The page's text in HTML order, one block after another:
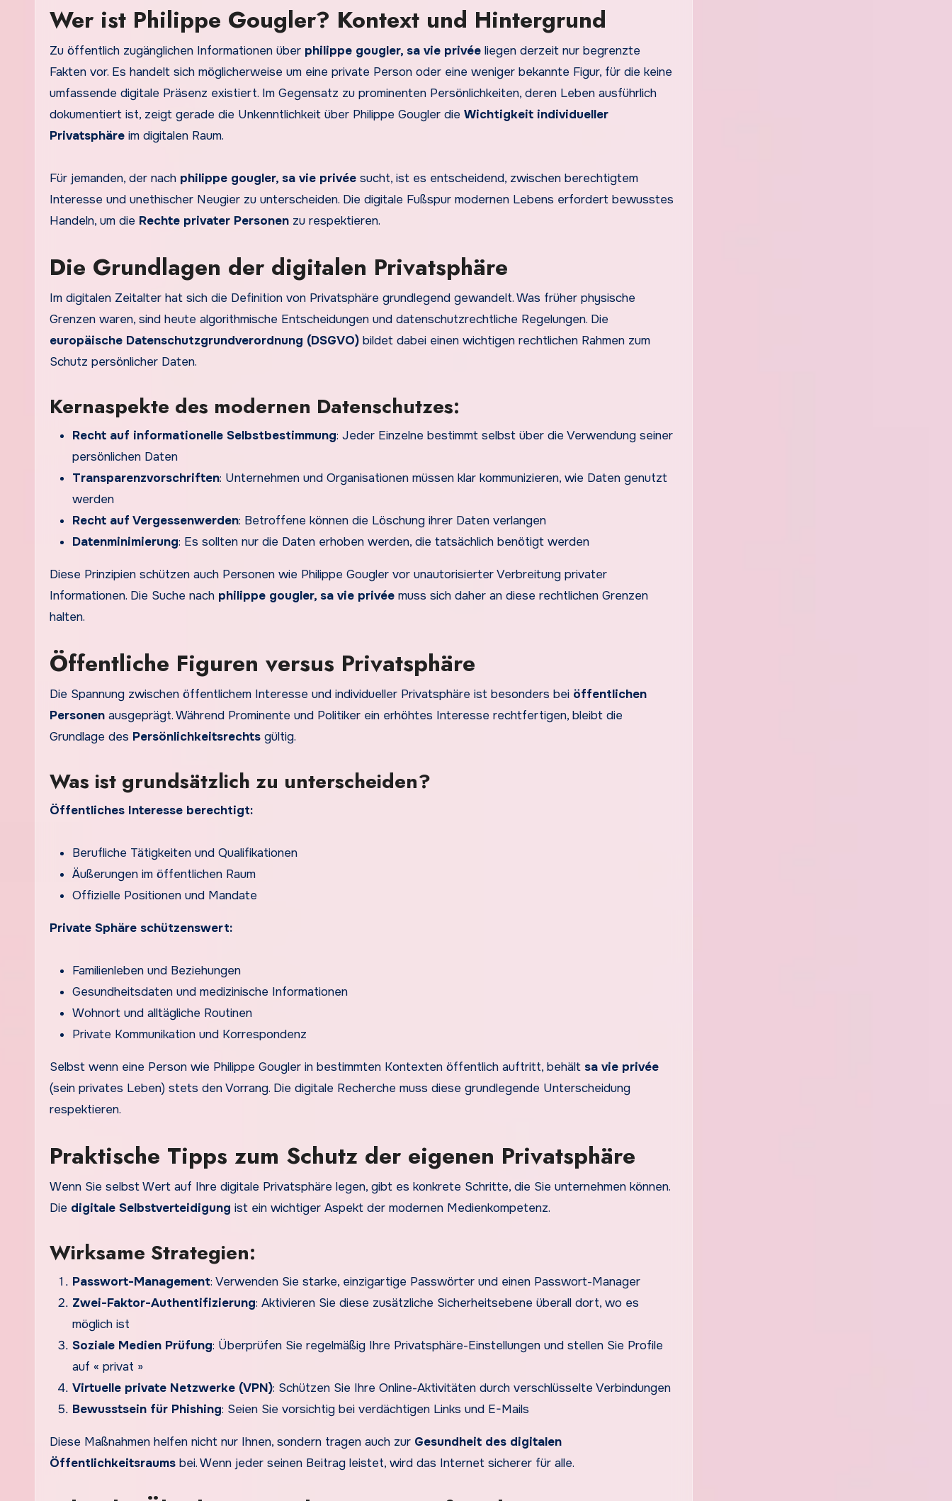
Wer ist Philippe Gougler? Kontext und Hintergrund
Zu öffentlich zugänglichen Informationen über philippe gougler, sa vie privée liegen derzeit nur begrenzte
Fakten vor. Es handelt sich möglicherweise um eine private Person oder eine weniger bekannte Figur, für die keine
umfassende digitale Präsenz existiert. Im Gegensatz zu prominenten Persönlichkeiten, deren Leben ausführlich
dokumentiert ist, zeigt gerade die Unkenntlichkeit über Philippe Gougler die Wichtigkeit individueller
Privatsphäre im digitalen Raum.
Für jemanden, der nach philippe gougler, sa vie privée sucht, ist es entscheidend, zwischen berechtigtem
Interesse und unethischer Neugier zu unterscheiden. Die digitale Fußspur modernen Lebens erfordert bewusstes
Handeln, um die Rechte privater Personen zu respektieren.
Die Grundlagen der digitalen Privatsphäre
Im digitalen Zeitalter hat sich die Definition von Privatsphäre grundlegend gewandelt. Was früher physische
Grenzen waren, sind heute algorithmische Entscheidungen und datenschutzrechtliche Regelungen. Die
europäische Datenschutzgrundverordnung (DSGVO) bildet dabei einen wichtigen rechtlichen Rahmen zum
Schutz persönlicher Daten.
Kernaspekte des modernen Datenschutzes:
Recht auf informationelle Selbstbestimmung: Jeder Einzelne bestimmt selbst über die Verwendung seiner
persönlichen Daten
Transparenzvorschriften: Unternehmen und Organisationen müssen klar kommunizieren, wie Daten genutzt
werden
Recht auf Vergessenwerden: Betroffene können die Löschung ihrer Daten verlangen
Datenminimierung: Es sollten nur die Daten erhoben werden, die tatsächlich benötigt werden
Diese Prinzipien schützen auch Personen wie Philippe Gougler vor unautorisierter Verbreitung privater
Informationen. Die Suche nach philippe gougler, sa vie privée muss sich daher an diese rechtlichen Grenzen
halten.
Öffentliche Figuren versus Privatsphäre
Die Spannung zwischen öffentlichem Interesse und individueller Privatsphäre ist besonders bei öffentlichen
Personen ausgeprägt. Während Prominente und Politiker ein erhöhtes Interesse rechtfertigen, bleibt die
Grundlage des Persönlichkeitsrechts gültig.
Was ist grundsätzlich zu unterscheiden?
Öffentliches Interesse berechtigt:
Berufliche Tätigkeiten und Qualifikationen
Äußerungen im öffentlichen Raum
Offizielle Positionen und Mandate
Private Sphäre schützenswert:
Familienleben und Beziehungen
Gesundheitsdaten und medizinische Informationen
Wohnort und alltägliche Routinen
Private Kommunikation und Korrespondenz
Selbst wenn eine Person wie Philippe Gougler in bestimmten Kontexten öffentlich auftritt, behält sa vie privée
(sein privates Leben) stets den Vorrang. Die digitale Recherche muss diese grundlegende Unterscheidung
respektieren.
Praktische Tipps zum Schutz der eigenen Privatsphäre
Wenn Sie selbst Wert auf Ihre digitale Privatsphäre legen, gibt es konkrete Schritte, die Sie unternehmen können.
Die digitale Selbstverteidigung ist ein wichtiger Aspekt der modernen Medienkompetenz.
Wirksame Strategien:
Passwort-Management: Verwenden Sie starke, einzigartige Passwörter und einen Passwort-Manager
Zwei-Faktor-Authentifizierung: Aktivieren Sie diese zusätzliche Sicherheitsebene überall dort, wo es
möglich ist
Soziale Medien Prüfung: Überprüfen Sie regelmäßig Ihre Privatsphäre-Einstellungen und stellen Sie Profile
auf « privat »
Virtuelle private Netzwerke (VPN): Schützen Sie Ihre Online-Aktivitäten durch verschlüsselte Verbindungen
Bewusstsein für Phishing: Seien Sie vorsichtig bei verdächtigen Links und E-Mails
Diese Maßnahmen helfen nicht nur Ihnen, sondern tragen auch zur Gesundheit des digitalen
Öffentlichkeitsraums bei. Wenn jeder seinen Beitrag leistet, wird das Internet sicherer für alle.